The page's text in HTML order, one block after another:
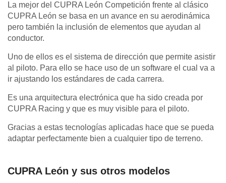
La mejor del CUPRA León Competición frente al clásico
CUPRA León se basa en un avance en su aerodinámica
pero también la inclusión de elementos que ayudan al
conductor.
Uno de ellos es el sistema de dirección que permite asistir
al piloto. Para ello se hace uso de un software el cual va a
ir ajustando los estándares de cada carrera.
Es una arquitectura electrónica que ha sido creada por
CUPRA Racing y que es muy visible para el piloto.
Gracias a estas tecnologías aplicadas hace que se pueda
adaptar perfectamente bien a cualquier tipo de terreno.
CUPRA León y sus otros modelos